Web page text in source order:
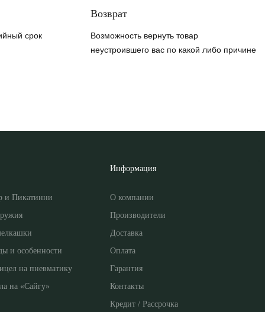
срок
Возврат
Возможность вернуть товар
неустроившего вас по какой либо причине
и Пикатинни
и особенности
на пневматику
на «Сайгу»
Информация
О компании
Производители
Доставка
Оплата
Гарантия
Контакты
Кредит / Рассрочка